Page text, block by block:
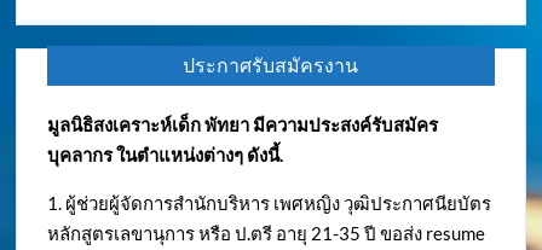
ประกาศรับสมัครงาน
มูลนิธิสงเคราะห์เด็ก พัทยา มีความประสงค์รับสมัคร
บุคลากร ในตำแหน่งต่างๆ ดังนี้.
1. ผู้ช่วยผู้จัดการสำนักบริหาร เพศหญิง วุฒิประกาศนียบัตร
หลักสูตรเลขานุการ หรือ ป.ตรี อายุ 21-35 ปี ขอส่ง resume